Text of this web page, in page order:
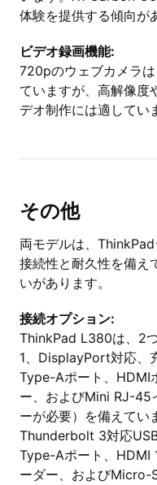
体験を提供する傾向が
ビデオ録画機能:
720pのウェブカメラ
ていますが、高解像度
デオ制作には適してい
その他
両モデルは、
接続性と耐久性を備え
いがあります。
接続オプション:
ThinkPad L380は、2
1、DisplayPort対応、
Type-Aポート、HDMI
ー、およびMini RJ-45
ーが必要）を備えて
Thunderbolt 3対応
Type-Aポート、HDMI
ーダー、およびMicro-